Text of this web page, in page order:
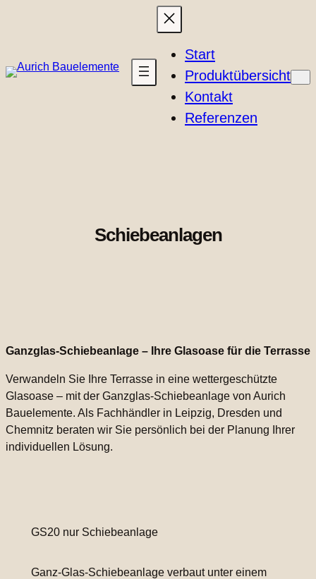
Start
Produktübersicht
Kontakt
Referenzen
Schiebeanlagen
Ganzglas-Schiebeanlage – Ihre Glasoase für die Terrasse
Verwandeln Sie Ihre Terrasse in eine wettergeschützte
Glasoase – mit der Ganzglas-Schiebeanlage von Aurich
Bauelemente. Als Fachhändler in Leipzig, Dresden und
Chemnitz beraten wir Sie persönlich bei der Planung Ihrer
individuellen Lösung.
GS20 nur Schiebeanlage
Ganz-Glas-Schiebeanlage verbaut unter einem